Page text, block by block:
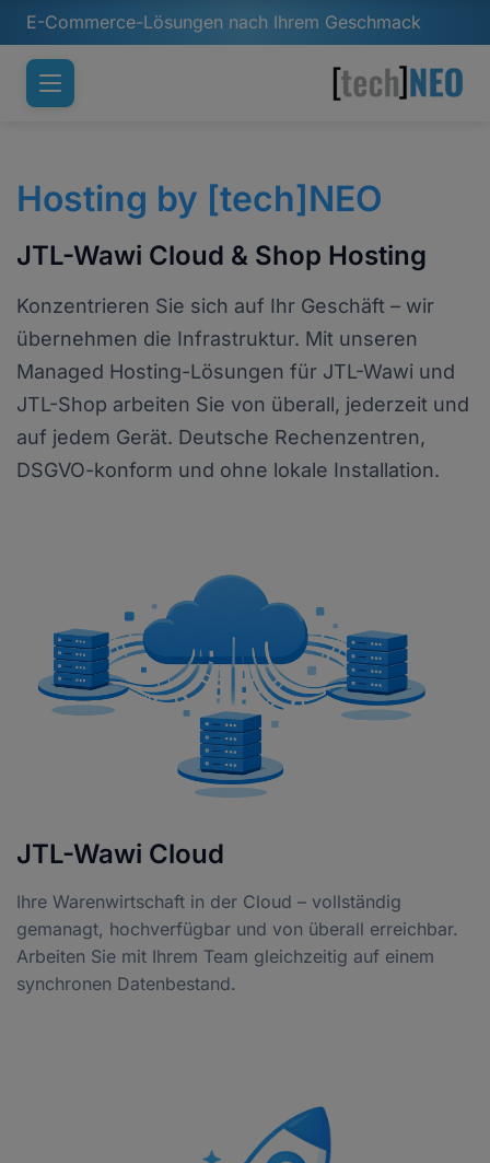
E-Commerce-Lösungen nach Ihrem Geschmack
Hosting by [tech]NEO
JTL-Wawi Cloud & Shop Hosting
Konzentrieren Sie sich auf Ihr Geschäft – wir
übernehmen die Infrastruktur. Mit unseren
Managed Hosting-Lösungen für JTL-Wawi und
JTL-Shop arbeiten Sie von überall, jederzeit und
auf jedem Gerät. Deutsche Rechenzentren,
DSGVO-konform und ohne lokale Installation.
JTL-Wawi Cloud
Ihre Warenwirtschaft in der Cloud – vollständig
gemanagt, hochverfügbar und von überall erreichbar.
Arbeiten Sie mit Ihrem Team gleichzeitig auf einem
synchronen Datenbestand.
Neues Ticket
Erstellen Sie eine neue Anfrage